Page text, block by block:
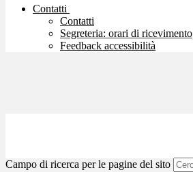
Contatti
Contatti
Segreteria: orari di ricevimento
Feedback accessibilità
Campo di ricerca per le pagine del sito